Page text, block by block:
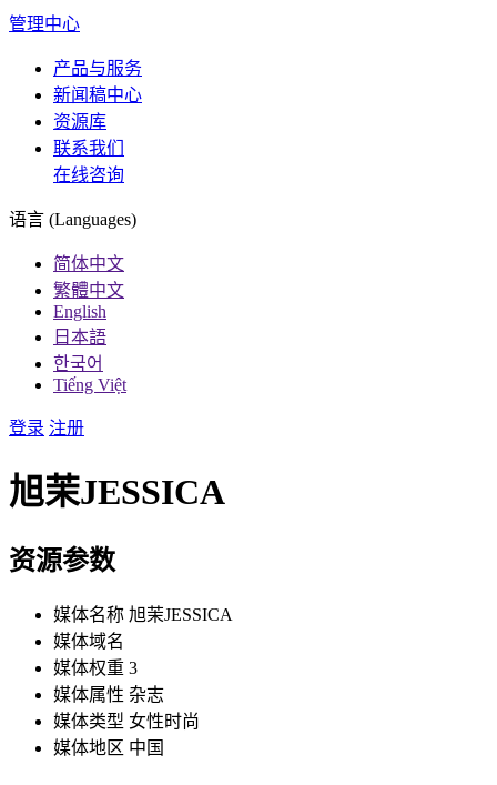
管理中心
产品与服务
新闻稿中心
资源库
联系我们
在线咨询
语言 (Languages)
简体中文
繁體中文
English
日本語
한국어
Tiếng Việt
登录 注册
旭茉JESSICA
资源参数
媒体名称 旭茉JESSICA
媒体域名
媒体权重 3
媒体属性 杂志
媒体类型 女性时尚
媒体地区 中国